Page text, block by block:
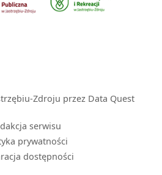
Zdroju przez Data Quest
serwisu
prywatności
dostępności